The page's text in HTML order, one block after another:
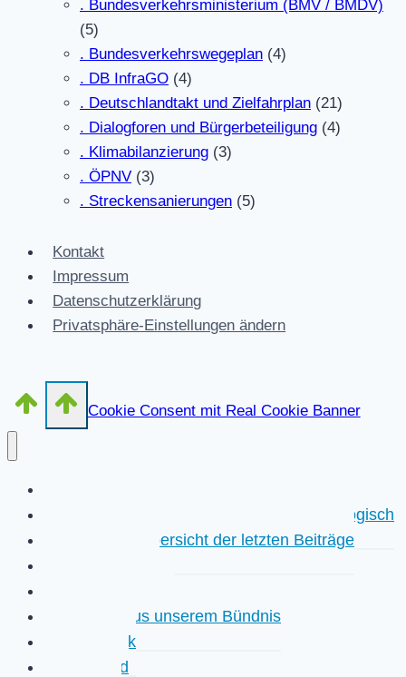
. Bundesverkehrsministerium (BMV / BMDV)
(5)
. Bundesverkehrswegeplan (4)
. DB InfraGO (4)
. Deutschlandtakt und Zielfahrplan (21)
. Dialogforen und Bürgerbeteiligung (4)
. Klimabilanzierung (3)
. ÖPNV (3)
. Streckensanierungen (5)
Kontakt
Impressum
Datenschutzerklärung
Privatsphäre-Einstellungen ändern
Cookie Consent mit Real Cookie Banner
Kurzübersicht der letzten Beiträge chronologisch
Detailliertere Übersicht der letzten Beiträge
Aktivitäten aus unserem Bündnis
Faktencheck
Hintergrund